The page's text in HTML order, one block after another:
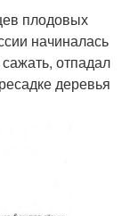
плодовых
начиналась
отпадал
деревья